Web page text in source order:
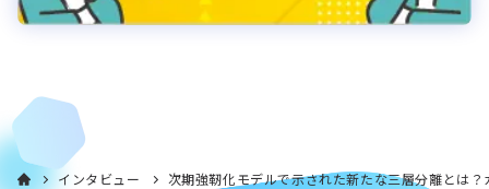
インタビュー 次期強靭化モデルで示された新たな三層分離とは